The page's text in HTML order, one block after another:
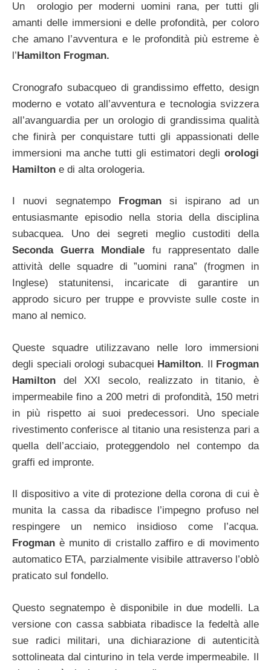
Un orologio per moderni uomini rana, per tutti gli
amanti delle immersioni e delle profondità, per coloro
che amano l’avventura e le profondità più estreme è
l’Hamilton Frogman.
Cronografo subacqueo di grandissimo effetto, design
moderno e votato all’avventura e tecnologia svizzera
all’avanguardia per un orologio di grandissima qualità
che finirà per conquistare tutti gli appassionati delle
immersioni ma anche tutti gli estimatori degli orologi
Hamilton e di alta orologeria.
I nuovi segnatempo Frogmansi ispirano ad un
entusiasmante episodio nella storia della disciplina
subacquea. Uno dei segreti meglio custoditi della
Seconda Guerra Mondiale fu rappresentato dalle
attività delle squadre di ”uomini rana” (frogmen in
Inglese) statunitensi, incaricate di garantire un
approdo sicuro per truppe e provviste sulle coste in
mano al nemico.
Queste squadre utilizzavano nelle loro immersioni
degli speciali orologi subacquei Hamilton. Il Frogman
Hamilton del XXI secolo, realizzato in titanio, è
impermeabile fino a 200 metri di profondità, 150 metri
in più rispetto ai suoi predecessori. Uno speciale
rivestimento conferisce al titanio una resistenza pari a
quella dell’acciaio, proteggendolo nel contempo da
graffi ed impronte.
Il dispositivo a vite di protezione della corona di cui è
munita la cassa da ribadisce l’impegno profuso nel
respingere un nemico insidioso come l’acqua.
Frogman è munito di cristallo zaffiro e di movimento
automatico ETA, parzialmente visibile attraverso l’oblò
praticato sul fondello.
Questo segnatempo è disponibile in due modelli. La
versione con cassa sabbiata ribadisce la fedeltà alle
sue radici militari, una dichiarazione di autenticità
sottolineata dal cinturino in tela verde impermeabile. Il